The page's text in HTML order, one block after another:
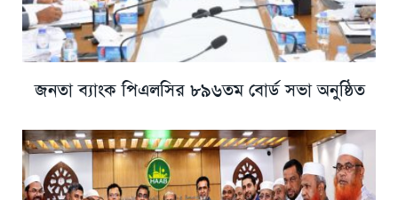
জনতা ব্যাংক পিএলসির ৮৯৬তম বোর্ড সভা অনুষ্ঠিত